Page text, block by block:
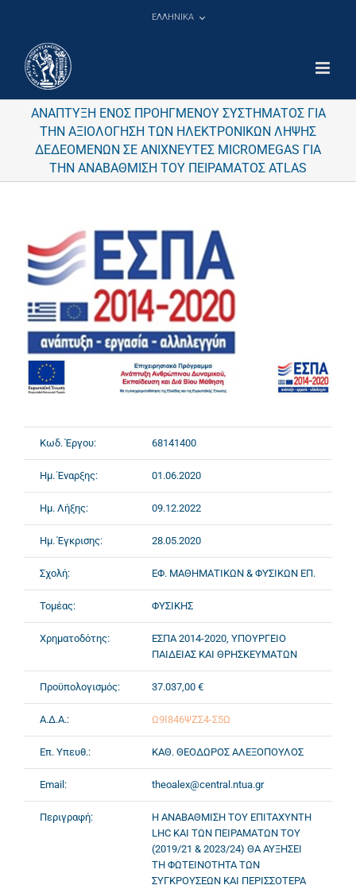
ΕΛΛΗΝΙΚΑ
ΑΝΑΠΤΥΞΗ ΕΝΟΣ ΠΡΟΗΓΜΕΝΟΥ ΣΥΣΤΗΜΑΤΟΣ ΓΙΑ
ΤΗΝ ΑΞΙΟΛΟΓΗΣΗ ΤΩΝ ΗΛΕΚΤΡΟΝΙΚΩΝ ΛΗΨΗΣ
ΔΕΔΕΟΜΕΝΩΝ ΣΕ ΑΝΙΧΝΕΥΤΕΣ MICROMEGAS ΓΙΑ
ΤΗΝ ΑΝΑΒΑΘΜΙΣΗ ΤΟΥ ΠΕΙΡΑΜΑΤΟΣ ATLAS
Κωδ. Έργου: 68141400
Ημ. Έναρξης: 01.06.2020
Ημ. Λήξης: 09.12.2022
Ημ. Έγκρισης: 28.05.2020
Σχολή: ΕΦ. ΜΑΘΗΜΑΤΙΚΩΝ & ΦΥΣΙΚΩΝ ΕΠ.
Τομέας: ΦΥΣΙΚΗΣ
Χρηματοδότης:
ΕΣΠΑ 2014-2020, ΥΠΟΥΡΓΕΙΟ
ΠΑΙΔΕΙΑΣ ΚΑΙ ΘΡΗΣΚΕΥΜΑΤΩΝ
Προϋπολογισμός: 37.037,00 €
Α.Δ.Α.: Ω9Ι846ΨΖΣ4-Σ5Ω
Επ. Υπευθ.: ΚΑΘ. ΘΕΟΔΩΡΟΣ ΑΛΕΞΟΠΟΥΛΟΣ
Email: theoalex@central.ntua.gr
Περιγραφή:
Η ΑΝΑΒΑΘΜΙΣΗ ΤΟΥ ΕΠΙΤΑΧΥΝΤΗ
LHC ΚΑΙ ΤΩΝ ΠΕΙΡΑΜΑΤΩΝ ΤΟΥ
(2019/21 & 2023/24) ΘΑ ΑΥΞΗΣΕΙ
ΤΗ ΦΩΤΕΙΝΟΤΗΤΑ ΤΩΝ
ΣΥΓΚΡΟΥΣΕΩΝ ΚΑΙ ΠΕΡΙΣΣΟΤΕΡΑ